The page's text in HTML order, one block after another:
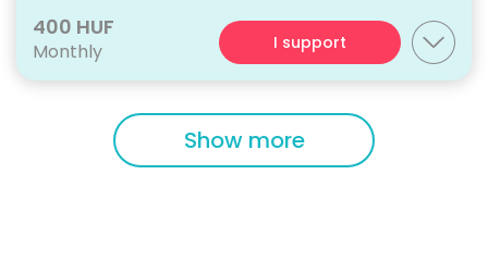
400 HUF
Monthly I support
Show more